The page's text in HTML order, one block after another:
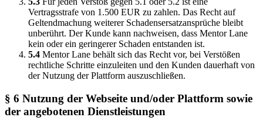
Vertragsstrafe von 1.500 EUR zu zahlen. Das Recht auf
Geltendmachung weiterer Schadensersatzansprüche bleibt
unberührt. Der Kunde kann nachweisen, dass Mentor Lane
kein oder ein geringerer Schaden entstanden ist.
5.4 Mentor Lane behält sich das Recht vor, bei Verstößen
rechtliche Schritte einzuleiten und den Kunden dauerhaft von
der Nutzung der Plattform auszuschließen.
§ 6 Nutzung der Webseite und/oder Plattform sowie
der angebotenen Dienstleistungen